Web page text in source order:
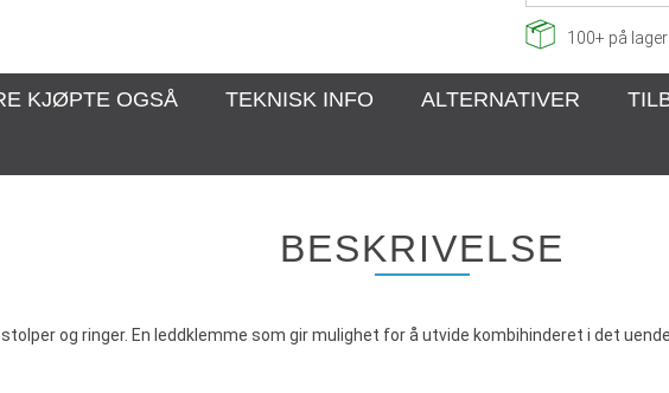
100+ på lager
KJØPTE OGSÅ TEKNISK INFO ALTERNATIVER
BESKRIVELSE
og ringer. En leddklemme som gir mulighet for å utvide kombihinderet i det